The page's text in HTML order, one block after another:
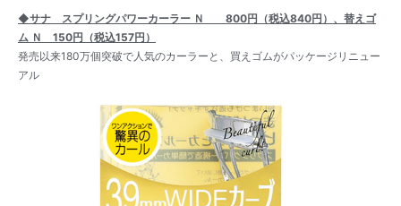
◆サナ スプリングパワーカーラー Ｎ 800円（税込840円）、替えゴ
ム Ｎ 150円（税込157円）
発売以来180万個突破で人気のカーラーと、買えゴムがパッケージリニュー
アル